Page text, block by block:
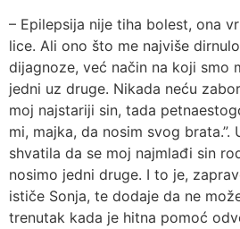
– Epilepsija nije tiha bolest, ona
lice. Ali ono što me najviše
dijagnoze, već način na koji smo
jedni uz druge. Nikada neću
moj najstariji sin, tada
mi, majka, da nosim svog brata.”.
shvatila da se moj najmlađi sin
nosimo jedni druge. I to je,
ističe Sonja, te dodaje da ne
trenutak kada je hitna pomoć